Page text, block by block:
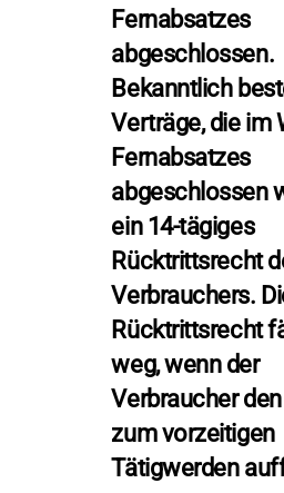
Fernabsatzes
abgeschlossen.
Bekanntlich
Verträge, die im
Fernabsatzes
abgeschlossen
ein 14-tägiges
Rücktrittsrecht
Verbrauchers.
Rücktrittsrecht
weg, wenn der
Verbraucher
zum vorzeitigen
Tätigwerden